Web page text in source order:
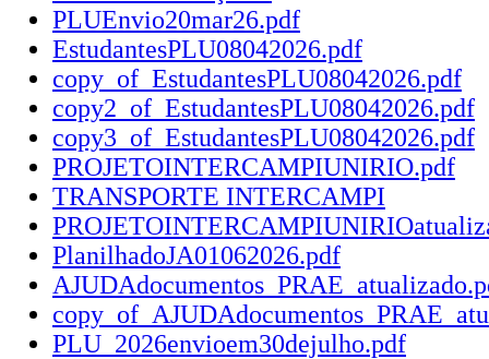
PLUEnvio20mar26.pdf
EstudantesPLU08042026.pdf
copy_of_EstudantesPLU08042026.pdf
copy2_of_EstudantesPLU08042026.pdf
copy3_of_EstudantesPLU08042026.pdf
PROJETOINTERCAMPIUNIRIO.pdf
TRANSPORTE INTERCAMPI
PlanilhadoJA01062026.pdf
PLU_2026envioem30dejulho.pdf